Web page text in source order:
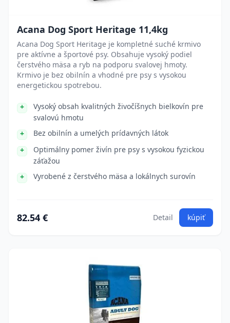
Acana Dog Sport Heritage 11,4kg
Acana Dog Sport Heritage je kompletné suché krmivo
pre aktívne a športové psy. Obsahuje vysoký podiel
čerstvého mäsa a ryb na podporu svalovej hmoty.
Krmivo je bez obilnín a vhodné pre psy s vysokou
energetickou spotrebou.
Vysoký obsah kvalitných živočíšnych bielkovín pre
svalovú hmotu
Bez obilnín a umelých prídavných látok
Optimálny pomer živín pre psy s vysokou fyzickou
záťažou
Vyrobené z čerstvého mäsa a lokálnych surovín
82.54 € Detail kúpiť